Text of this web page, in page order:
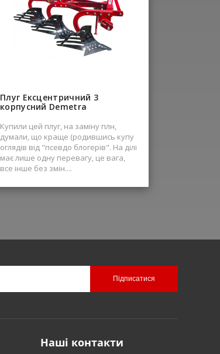
Плуг Ексцентричний 3
корпусний Demetra
Купили цей плуг, на заміну плн,
думали, що краще (родившись купу
оглядів від "псевдо блогерів". На ділі
має лише одну перевагу, це вага,
все інше без змін....
Підписатися
Наші контакти